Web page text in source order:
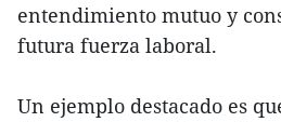
entendimiento mutuo y
futura fuerza laboral.
Un ejemplo destacado es